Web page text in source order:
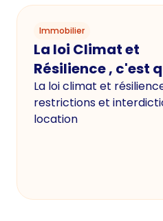
Immobilier
La loi Climat et
Résilience , c'est
La loi climat et
restrictions et
location